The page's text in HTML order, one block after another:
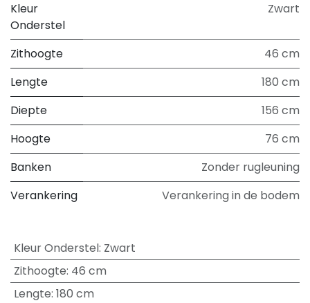
Kleur
Onderstel
Zwart
Zithoogte
46 cm
Lengte
180 cm
Diepte
156 cm
Hoogte
76 cm
Banken
Zonder rugleuning
Verankering
Verankering in de bodem
Kleur Onderstel: Zwart
Zithoogte: 46 cm
Lengte: 180 cm